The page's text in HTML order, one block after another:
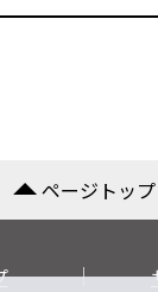
ページトップ